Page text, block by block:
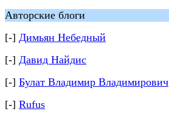
Авторские блоги
[-] Димьян Небедный
[-] Давид Найдис
[-] Булат Владимир Владимирович
[-] Rufus